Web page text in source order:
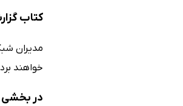
کتاب
مدیران
خواهند
در بخشی